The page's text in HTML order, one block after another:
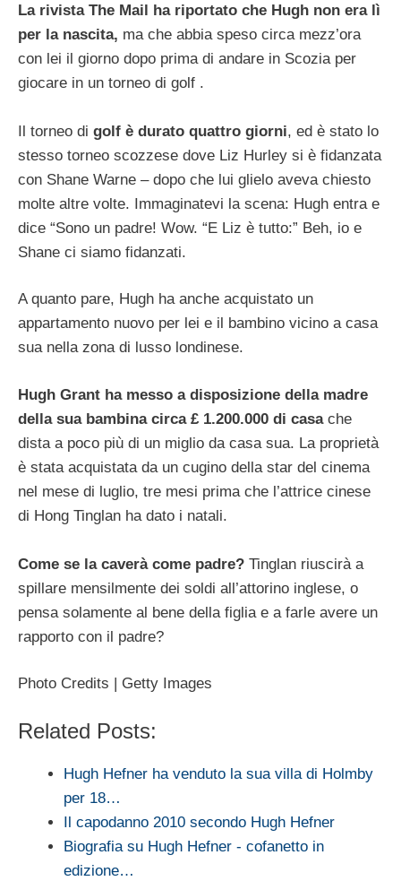
La rivista The Mail ha riportato che Hugh non era lì
per la nascita, ma che abbia speso circa mezz’ora
con lei il giorno dopo prima di andare in Scozia per
giocare in un torneo di golf .
Il torneo di golf è durato quattro giorni, ed è stato lo
stesso torneo scozzese dove Liz Hurley si è fidanzata
con Shane Warne – dopo che lui glielo aveva chiesto
molte altre volte. Immaginatevi la scena: Hugh entra e
dice “Sono un padre! Wow. “E Liz è tutto:” Beh, io e
Shane ci siamo fidanzati.
A quanto pare, Hugh ha anche acquistato un
appartamento nuovo per lei e il bambino vicino a casa
sua nella zona di lusso londinese.
Hugh Grant ha messo a disposizione della madre
della sua bambina circa £ 1.200.000 di casache
dista a poco più di un miglio da casa sua. La proprietà
è stata acquistata da un cugino della star del cinema
nel mese di luglio, tre mesi prima che l’attrice cinese
di Hong Tinglan ha dato i natali.
Come se la caverà come padre? Tinglan riuscirà a
spillare mensilmente dei soldi all’attorino inglese, o
pensa solamente al bene della figlia e a farle avere un
rapporto con il padre?
Photo Credits | Getty Images
Related Posts:
Hugh Hefner ha venduto la sua villa di Holmby
per 18…
Il capodanno 2010 secondo Hugh Hefner
Biografia su Hugh Hefner - cofanetto in
edizione…